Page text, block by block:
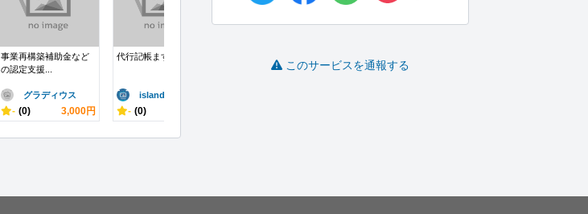
事業再構築補助金など
の認定支援...
グラディウス
- (0) 3,000円
代行記帳ます
island..
- (0)
高い営業を...
このサービスを通報する